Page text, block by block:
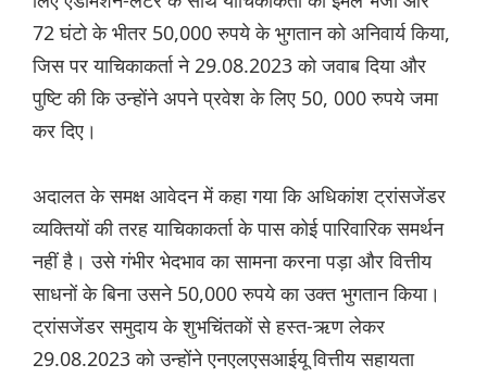
72 घंटो के भीतर 50,000 रुपये के भुगतान को अनिवार्य किया,
जिस पर याचिकाकर्ता ने 29.08.2023 को जवाब दिया और
पुष्टि की कि उन्होंने अपने प्रवेश के लिए 50, 000 रुपये जमा
कर दिए।
अदालत के समक्ष आवेदन में कहा गया कि अधिकांश ट्रांसजेंडर
व्यक्तियों की तरह याचिकाकर्ता के पास कोई पारिवारिक समर्थन
नहीं है। उसे गंभीर भेदभाव का सामना करना पड़ा और वित्तीय
साधनों के बिना उसने 50,000 रुपये का उक्त भुगतान किया।
ट्रांसजेंडर समुदाय के शुभचिंतकों से हस्त-ऋण लेकर
29.08.2023 को उन्होंने एनएलएसआईयू वित्तीय सहायता